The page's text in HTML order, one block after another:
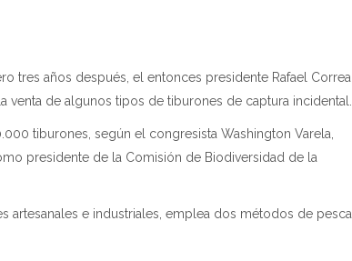
tres años después, el entonces presidente Rafael Correa
venta de algunos tipos de tiburones de captura incidental.
tiburones, según el congresista Washington Varela,
presidente de la Comisión de Biodiversidad de la
artesanales e industriales, emplea dos métodos de pesca